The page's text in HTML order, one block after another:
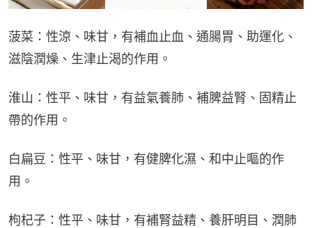
菠菜：性涼、味甘，有補血止血、通腸胃、助運化、
滋陰潤燥、生津止渴的作用。
淮山：性平、味甘，有益氣養肺、補脾益腎、固精止
帶的作用。
白扁豆：性平、味甘，有健脾化濕、和中止嘔的作
用。
枸杞子：性平、味甘，有補腎益精、養肝明目、潤肺